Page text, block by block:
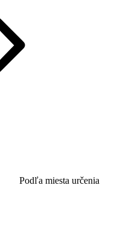
Podľa miesta určenia